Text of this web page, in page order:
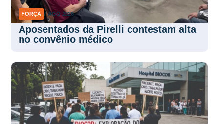
FORÇA 7 AGO 2026
Aposentados da Pirelli contestam alta
no convênio médico